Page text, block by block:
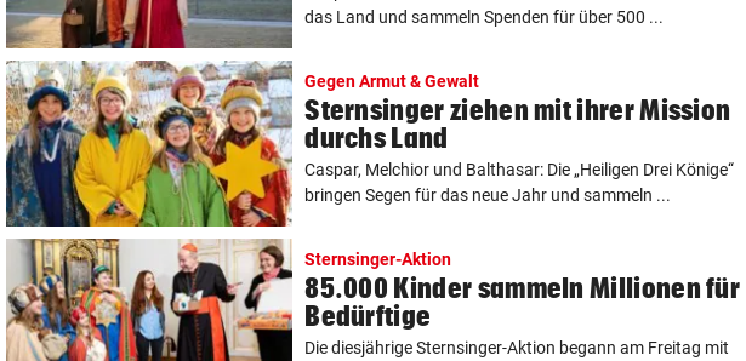
das Land und sammeln Spenden für über 500 ...
Gegen Armut & Gewalt
Sternsinger ziehen mit ihrer Mission
durchs Land
Caspar, Melchior und Balthasar: Die „Heiligen Drei Könige“
bringen Segen für das neue Jahr und sammeln ...
Sternsinger-Aktion
85.000 Kinder sammeln Millionen für
Bedürftige
Die diesjährige Sternsinger-Aktion begann am Freitag mit